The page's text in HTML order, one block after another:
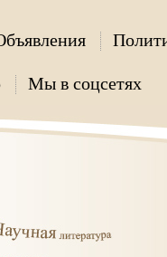
Мы в соцсетях